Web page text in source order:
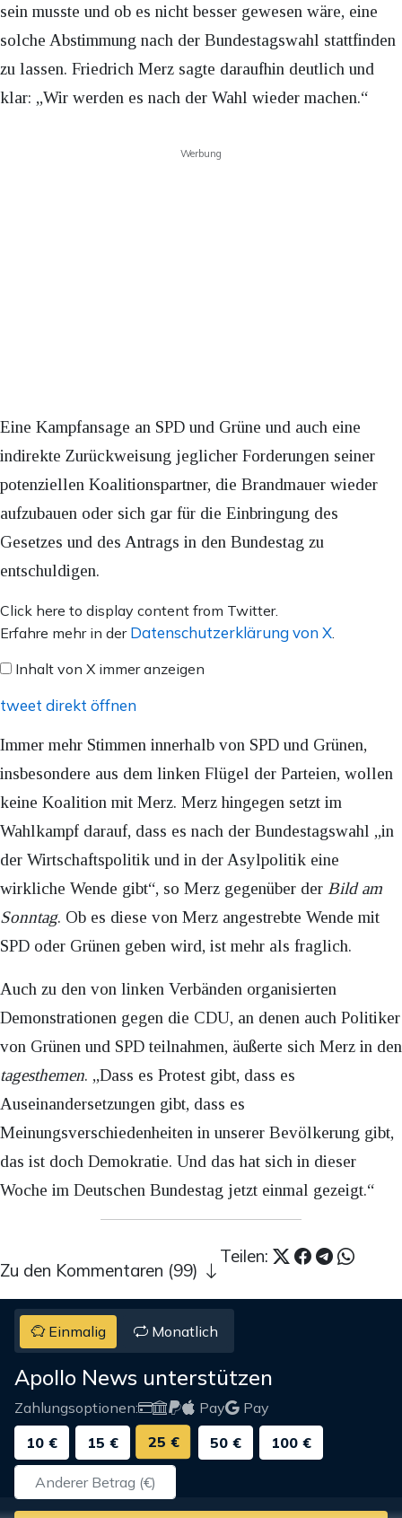
sein musste und ob es nicht besser gewesen wäre, eine
solche Abstimmung nach der Bundestagswahl stattfinden
zu lassen. Friedrich Merz sagte daraufhin deutlich und
klar: „Wir werden es nach der Wahl wieder machen.“
Werbung
Eine Kampfansage an SPD und Grüne und auch eine
indirekte Zurückweisung jeglicher Forderungen seiner
potenziellen Koalitionspartner, die Brandmauer wieder
aufzubauen oder sich gar für die Einbringung des
Gesetzes und des Antrags in den Bundestag zu
entschuldigen.
Inhalt
von
anzeigen
Click here to display content from Twitter.
Erfahre mehr in der Datenschutzerklärung von X.
Inhalt von X immer anzeigen
tweet direkt öffnen
Immer mehr Stimmen innerhalb von SPD und Grünen,
insbesondere aus dem linken Flügel der Parteien, wollen
keine Koalition mit Merz. Merz hingegen setzt im
Wahlkampf darauf, dass es nach der Bundestagswahl „in
der Wirtschaftspolitik und in der Asylpolitik eine
wirkliche Wende gibt“, so Merz gegenüber der Bild am
Sonntag. Ob es diese von Merz angestrebte Wende mit
SPD oder Grünen geben wird, ist mehr als fraglich.
Auch zu den von linken Verbänden organisierten
Demonstrationen gegen die CDU, an denen auch Politiker
von Grünen und SPD teilnahmen, äußerte sich Merz in den
tagesthemen. „Dass es Protest gibt, dass es
Auseinandersetzungen gibt, dass es
Meinungsverschiedenheiten in unserer Bevölkerung gibt,
das ist doch Demokratie. Und das hat sich in dieser
Woche im Deutschen Bundestag jetzt einmal gezeigt.“
Teilen:
Zu den Kommentaren (99)
Einmalig Monatlich
Apollo News unterstützen
Zahlungsoptionen: Pay
Pay
10 €
15 € 25 € 50 € 100 €